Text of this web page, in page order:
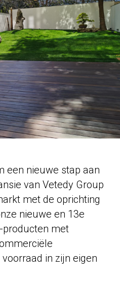
een ​​nieuwe stap aan
van Vetedy Group
met de oprichting
nieuwe en 13e
producten met
in zijn eigen